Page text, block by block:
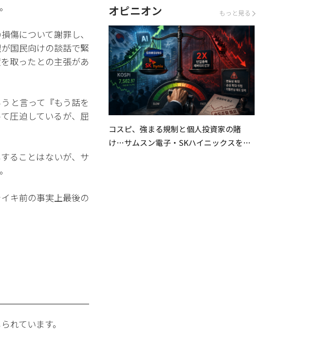
傷について謝罪し、
国民向けの談話で緊
取ったとの主張があ
と言って『もう話を
圧迫しているが、屈
ることはないが、サ
キ前の事実上最後の
れています。
オピニオン もっと見る
コスピ、強まる規制と個人投資家の賭
け…サムスン電子・SKハイニックスを巡